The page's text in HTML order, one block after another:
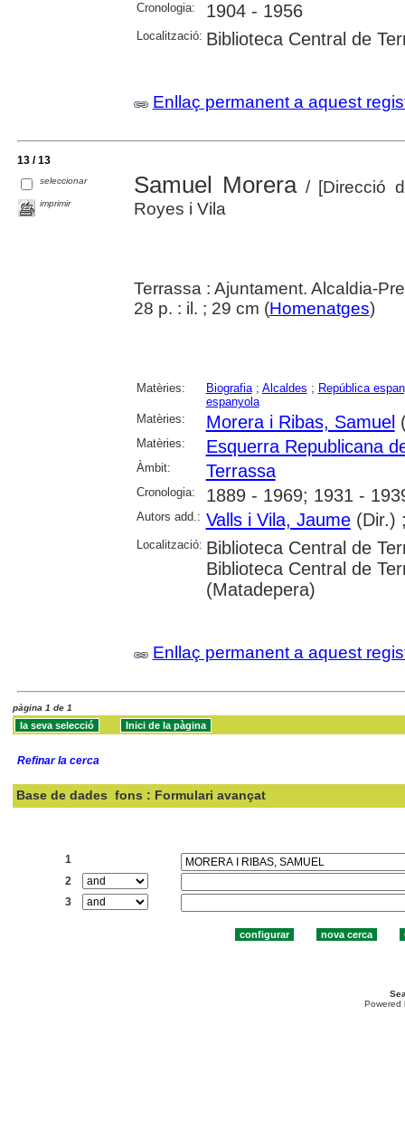
Cronologia: 1904 - 1956
Localització: Biblioteca Central de
Enllaç permanent a aquest
13 / 13
seleccionar
imprimir
Samuel Morera/ [Direcció
Royes i Vila
Terrassa : Ajuntament. Alcaldia-
28 p. : il. ; 29 cm (Homenatges)
Matèries: Biografia; Alcaldes ; República
espanyola
Matèries:
Morera i Ribas, Samuel
Matèries: Esquerra Republicana
Àmbit: Terrassa
Cronologia: 1889 - 1969; 1931 -
Autors add.: Valls i Vila, Jaume(Dir.)
Localització: Biblioteca Central de
Biblioteca Central de
(Matadepera)
Enllaç permanent a aquest
pàgina 1 de 1
Refinar la cerca
Base de dades fons : Formulari avançat
1
2
3
Powered